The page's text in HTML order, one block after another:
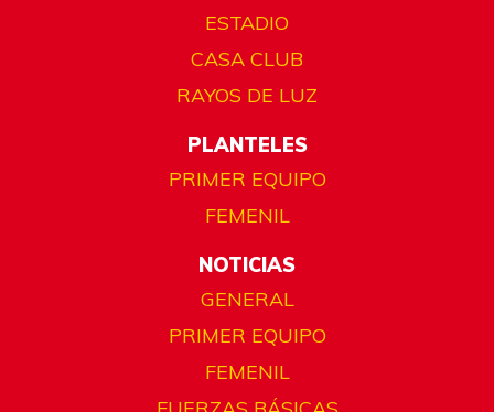
ESTADIO
CASA CLUB
RAYOS DE LUZ
PLANTELES
PRIMER EQUIPO
FEMENIL
NOTICIAS
GENERAL
PRIMER EQUIPO
FEMENIL